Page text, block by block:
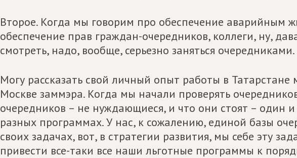
Второе. Когда мы говорим про обеспечение аварийным
обеспечение прав граждан-очередников, коллеги, ну,
смотреть, надо, вообще, серьезно заняться очередниками.
Могу рассказать свой личный опыт работы в
Москве заммэра. Когда мы начали проверять
очередников – не нуждающиеся, и что они стоят – один
разных программах. У нас, к сожалению, единой базы
своих задачах, вот, в стратегии развития, мы себе эту
привести все-таки все наши льготные программы к